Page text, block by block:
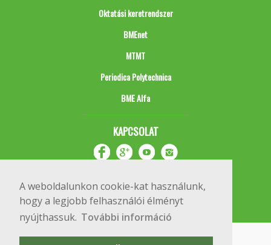
A weboldalunkon cookie-kat használunk,
hogy a legjobb felhasználói élményt
nyújthassuk. További információ
Oktatási keretrendszer
BMEnet
MTMT
Periodica Polytechnica
BME Alfa
KAPCSOLAT